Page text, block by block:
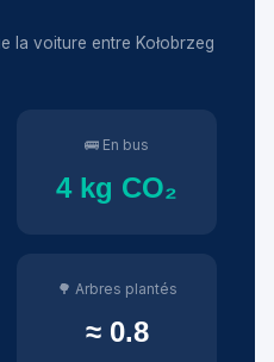
la voiture entre Kołobrzeg
🚌 En bus
4 kg CO₂
🌳 Arbres plantés
≈ 0.8